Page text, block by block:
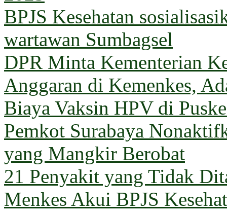
BPJS Kesehatan
wartawan Sumbagsel
DPR Minta Kementerian
Anggaran di Kemenkes,
Biaya Vaksin HPV di
Pemkot Surabaya
yang Mangkir Berobat
21 Penyakit yang Tidak
Menkes Akui BPJS